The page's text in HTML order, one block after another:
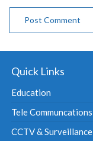
Quick Links
Education
Tele Communcations
CCTV & Surveillance